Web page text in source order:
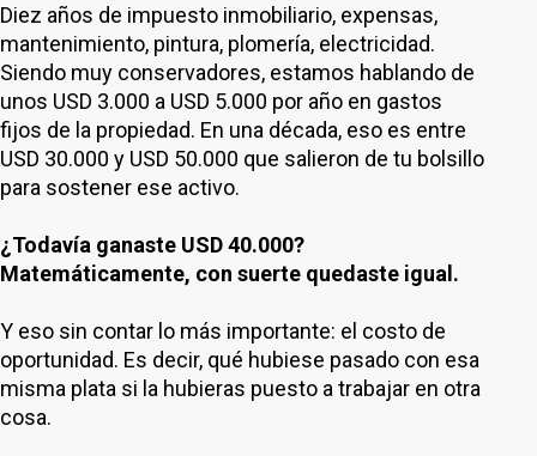
Diez años de impuesto inmobiliario, expensas,
mantenimiento, pintura, plomería, electricidad.
Siendo muy conservadores, estamos hablando de
unos USD 3.000 a USD 5.000 por año en gastos
fijos de la propiedad. En una década, eso es entre
USD 30.000 y USD 50.000 que salieron de tu bolsillo
para sostener ese activo.
¿Todavía ganaste USD 40.000?
Matemáticamente, con suerte quedaste igual.
Y eso sin contar lo más importante: el costo de
oportunidad. Es decir, qué hubiese pasado con esa
misma plata si la hubieras puesto a trabajar en otra
cosa.